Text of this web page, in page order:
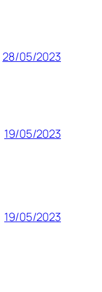
28/05/2023
19/05/2023
19/05/2023